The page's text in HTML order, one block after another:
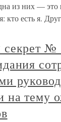
из них — это
кто есть я.
№
на тему